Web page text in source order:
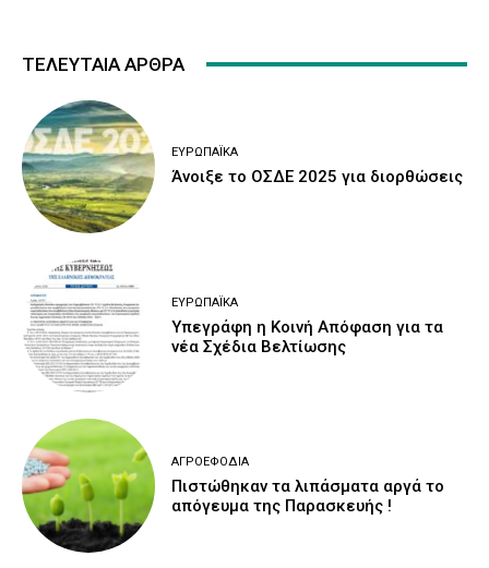
ΤΕΛΕΥΤΑΙΑ ΑΡΘΡΑ
ΕΥΡΩΠΑΪΚΆ
Άνοιξε το ΟΣΔΕ 2025 για διορθώσεις
ΕΥΡΩΠΑΪΚΆ
Υπεγράφη η Κοινή Απόφαση για τα
νέα Σχέδια Βελτίωσης
ΑΓΡΟΕΦΌΔΙΑ
Πιστώθηκαν τα λιπάσματα αργά το
απόγευμα της Παρασκευής !